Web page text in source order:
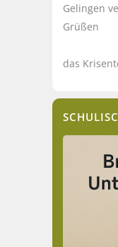
Gelingen
Grüßen
das